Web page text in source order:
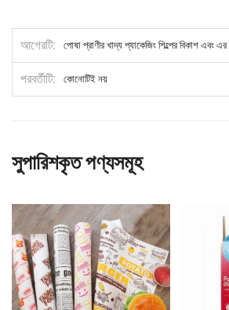
আগেরটি পোষা প্রাণীর খাদ্য প্যাকেজিং শিল্পের বিকাশ এবং
পরবর্তীটি কোনোটিই নয়
সুপারিশকৃত পণ্যসমূহ